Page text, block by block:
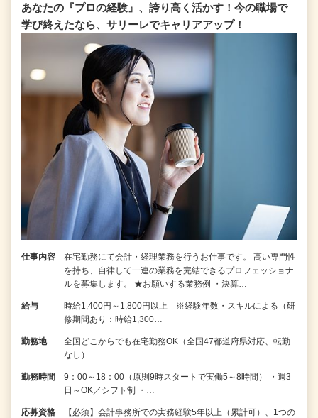
あなたの『プロの経験』、誇り高く活かす！今の職場で
学び終えたなら、サリーレでキャリアアップ！
仕事内容
在宅勤務にて会計・経理業務を行うお仕事です。 高い専門性
を持ち、自律して一連の業務を完結できるプロフェッショナ
ルを募集します。 ★お願いする業務例 ・決算…
給与
時給1,400円～1,800円以上 ※経験年数・スキルによる（研
修期間あり：時給1,300…
勤務地
全国どこからでも在宅勤務OK（全国47都道府県対応、転勤
なし）
勤務時間
9：00～18：00（原則9時スタートで実働5～8時間） ・週3
日～OK／シフト制 ・…
応募資格
【必須】会計事務所での実務経験5年以上（累計可）、1つの